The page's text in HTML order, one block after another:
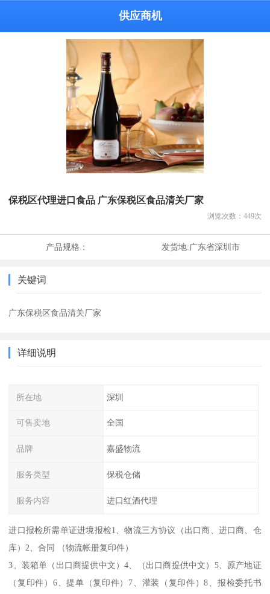
供应商机
保税区代理进口食品 广东保税区食品清关厂家
浏览次数： 449次
产品规格： 发货地:广东省深圳市
关键词
广东保税区食品清关厂家
详细说明
所在地 深圳
可售卖地 全国
品牌 嘉盛物流
服务类型 保税仓储
服务内容 进口红酒代理
进口报检所需单证进境报检1、物流三方协议（出口商、进口商、仓
库）2、合同 （物流帐册复印件）
3、装箱单（出口商提供中文）4、（出口商提供中文）5、原产地证
（复印件）6、提单（复印件）7、灌装（复印件）8、报检委托书